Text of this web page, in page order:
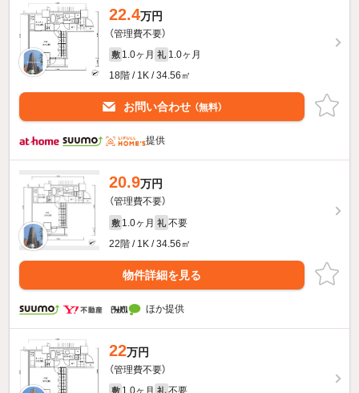
22.4万円
（管理費不要）
敷 1.0ヶ月 礼 1.0ヶ月
18階 / 1K / 34.56㎡
お問い合わせ （無料）
提供
20.9万円
（管理費不要）
敷 1.0ヶ月 礼 不要
22階 / 1K / 34.56㎡
物件詳細を見る
ほか提供
22万円
（管理費不要）
敷 礼